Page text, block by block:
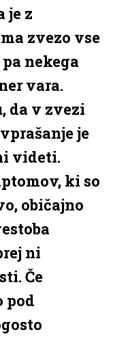
je z
zvezo vse
nekega
vara.
da v zvezi
je
videti.
ki so
običajno
ni
Če
pod